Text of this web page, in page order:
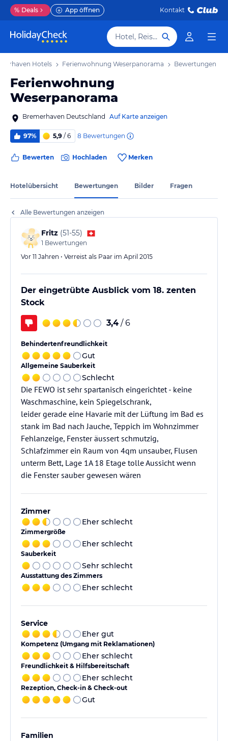
% Deals App öffnen Kontakt
Hotel, Reiseziel
Hotels Ferienwohnung Weserpanorama Bewertungen
Ferienwohnung
Weserpanorama
Bremerhaven Deutschland Auf Karte anzeigen
97% 5,9 / 6 8 Bewertungen
Bewerten Hochladen Merken
Hotelübersicht Bewertungen Bilder Fragen
Alle Bewertungen anzeigen
Fritz (51-55)
1 Bewertungen
Vor 11 Jahren • Verreist als Paar im April 2015
Der eingetrübte Ausblick vom 18. zenten
Stock
3,4 / 6
Behindertenfreundlichkeit
Gut
Allgemeine Sauberkeit
Schlecht
Die FEWO ist sehr spartanisch eingerichtet - keine
Waschmaschine, kein Spiegelschrank,
leider gerade eine Havarie mit der Lüftung im Bad es
stank im Bad nach Jauche, Teppich im Wohnzimmer
Fehlanzeige, Fenster äussert schmutzig,
Schlafzimmer ein Raum von 4qm unsauber, Flusen
unterm Bett, Lage 1A 18 Etage tolle Aussicht wenn
die Fenster sauber gewesen wären
Zimmer
Eher schlecht
Zimmergröße
Eher schlecht
Sauberkeit
Sehr schlecht
Ausstattung des Zimmers
Eher schlecht
Service
Eher gut
Kompetenz (Umgang mit Reklamationen)
Eher schlecht
Freundlichkeit & Hilfsbereitschaft
Eher schlecht
Rezeption, Check-in & Check-out
Gut
Familien